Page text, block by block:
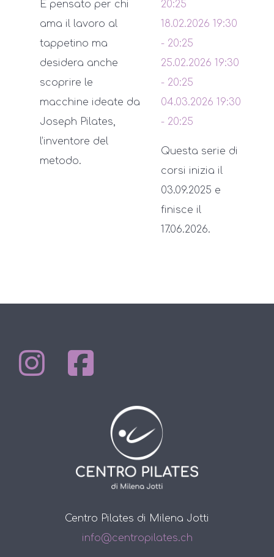
È pensato per chi
ama il lavoro al
tappetino ma
desidera anche
scoprire le
macchine ideate da
Joseph Pilates,
l’inventore del
metodo.
20:25
18.02.2026 19:30
- 20:25
25.02.2026 19:30
- 20:25
04.03.2026 19:30
- 20:25
Questa serie di
corsi inizia il
03.09.2025 e
finisce il
17.06.2026.
Centro Pilates di Milena Jotti
info@centropilates.ch